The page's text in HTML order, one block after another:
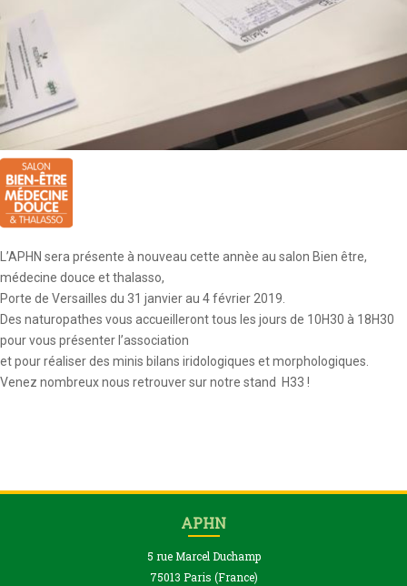
L’APHN sera présente à nouveau cette annèe au salon Bien être,
médecine douce et thalasso,
Porte de Versailles du 31 janvier au 4 février 2019.
Des naturopathes vous accueilleront tous les jours de 10H30 à 18H30
pour vous présenter l’association
et pour réaliser des minis bilans iridologiques et morphologiques.
Venez nombreux nous retrouver sur notre stand H33 !
APHN
5 rue Marcel Duchamp
75013 Paris (France)